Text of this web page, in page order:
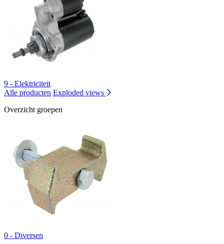
9 - Elektriciteit
Alle producten Exploded views
Overzicht groepen
0 - Diversen